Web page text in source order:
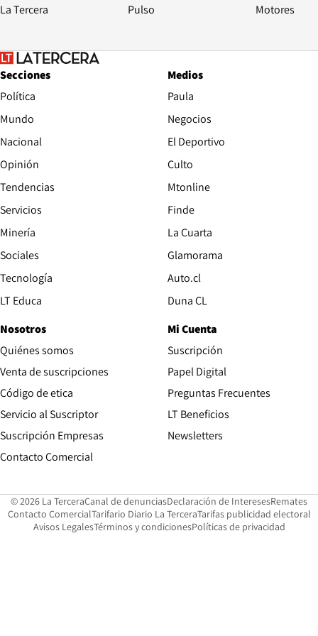
La Tercera Pulso Motores
Secciones
Política
Mundo
Nacional
Opinión
Tendencias
Servicios
Minería
Sociales
Tecnología
LT Educa
Medios
Paula
Negocios
El Deportivo
Culto
Mtonline
Finde
La Cuarta
Glamorama
Auto.cl
Duna CL
Nosotros
Quiénes somos
Venta de suscripciones
Código de etica Opens in new window
Servicio al Suscriptor
Suscripción Empresas
Contacto Comercial
Mi Cuenta
Suscripción
Papel Digital
Preguntas Frecuentes
LT Beneficios
Newsletters
© 2026 La TerceraCanal de denunciasOpens in new window
Declaración de InteresesOpens in
Remates
Contacto ComercialOpens in new window
Tarifario Diario La TerceraOpens in new window
Tarifas publicidad electoral
Avisos LegalesOpens in new window
Términos y condicionesPolíticas de privacidad